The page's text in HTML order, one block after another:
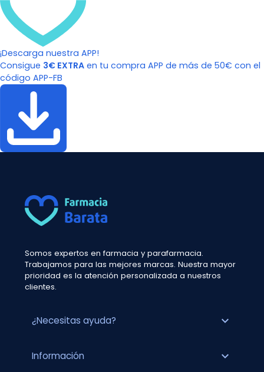
¡Descarga nuestra APP!
Consigue 3€ EXTRA en tu compra APP de más de 50€ con el
código APP-FB
Somos expertos en farmacia y parafarmacia.
Trabajamos para las mejores marcas. Nuestra mayor
prioridad es la atención personalizada a nuestros
clientes.
¿Necesitas ayuda? expand_more
Información expand_more